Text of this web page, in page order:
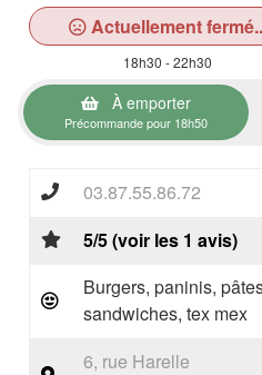
Actuellement
18h30 - 22h30
À emporter
Précommande pour 18h50
03.87.55.86.72
5/5 (voir les 1 avis)
Burgers, paninis,
sandwiches, tex mex
6, rue Harelle